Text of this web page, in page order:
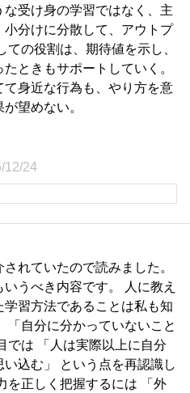
な受け身の学習ではなく、主
小分けに分散して、アウトプ
ての役割は、期待値を示し、
ときもサポートしていく。
て身近な行為も、やり方を意
望めない。
12/24
れていたので読みました。
うべき内容です。 人に教え
学習方法であることは私も知
「自分に分かっていないこと
では 「人は実際以上に自分
込む」 という点を再認識し
を正しく把握するには 「外